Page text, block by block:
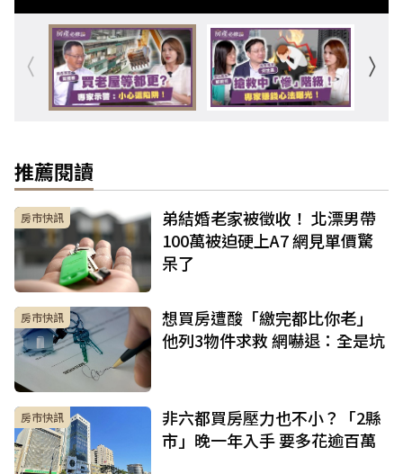
推薦閱讀
房市快訊
弟結婚老家被徵收！ 北漂男帶
100萬被迫硬上A7 網見單價驚
呆了
房市快訊
想買房遭酸「繳完都比你老」
他列3物件求救 網嚇退：全是坑
房市快訊
非六都買房壓力也不小？「2縣
市」晚一年入手 要多花逾百萬